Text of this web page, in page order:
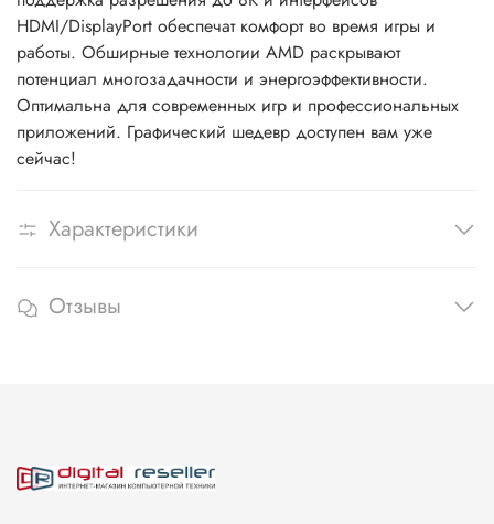
HDMI/DisplayPort обеспечат комфорт во время игры и
работы. Обширные технологии AMD раскрывают
потенциал многозадачности и энергоэффективности.
Оптимальна для современных игр и профессиональных
приложений. Графический шедевр доступен вам уже
сейчас!
Характеристики
Отзывы